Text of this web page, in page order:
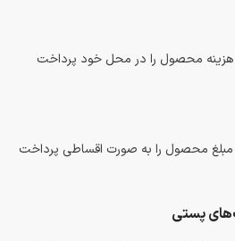
هزینه محصول را در محل خود پرداخت
مبلغ محصول را به صورت اقساطی پرداخت
پستی